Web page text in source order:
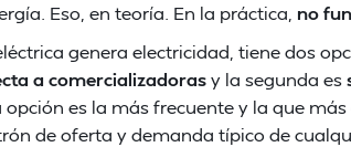
Eso, en teoría. En la práctica, no
genera electricidad, tiene dos
a comercializadorasy la segunda es
opción es la más frecuente y la que
de oferta y demanda típico de